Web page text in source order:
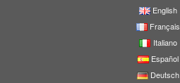
English
Français
Italiano
Español
Deutsch